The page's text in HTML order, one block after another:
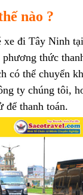
nào ?
xe đi Tây Ninh
thức
có thể chuyển
ty chúng tôi,
để thanh toán.